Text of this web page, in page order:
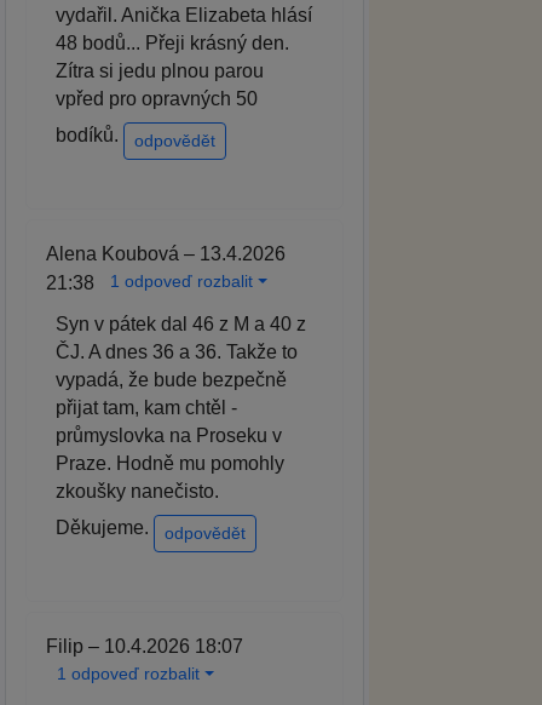
vydařil. Anička Elizabeta hlásí
48 bodů... Přeji krásný den.
Zítra si jedu plnou parou
vpřed pro opravných 50
bodíků.
odpovědět
Alena Koubová – 13.4.2026
21:38
1 odpoveď rozbalit
Syn v pátek dal 46 z M a 40 z
ČJ. A dnes 36 a 36. Takže to
vypadá, že bude bezpečně
přijat tam, kam chtěl -
průmyslovka na Proseku v
Praze. Hodně mu pomohly
zkoušky nanečisto.
Děkujeme.
odpovědět
Filip – 10.4.2026 18:07
1 odpoveď rozbalit